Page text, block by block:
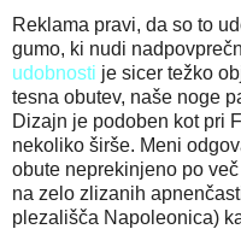
Reklama pravi, da so to
gumo, ki nudi
udobnosti je sicer težko
tesna obutev, naše noge
Dizajn je podoben kot pri
nekoliko širše. Meni
obute neprekinjeno po
na zelo zlizanih
plezališča Napoleonica)